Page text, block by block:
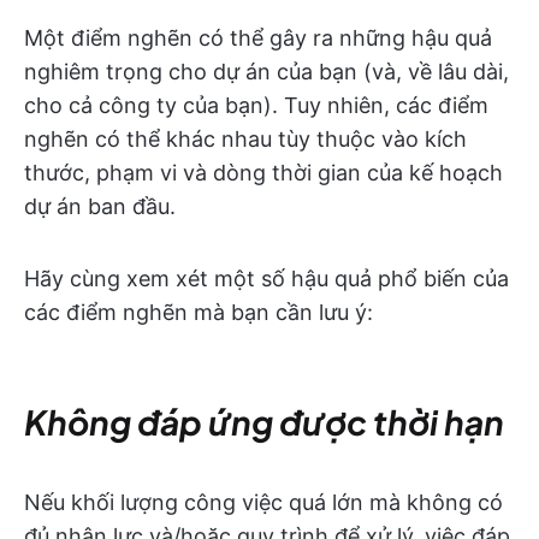
Một điểm nghẽn có thể gây ra những hậu quả
nghiêm trọng cho dự án của bạn (và, về lâu dài,
cho cả công ty của bạn). Tuy nhiên, các điểm
nghẽn có thể khác nhau tùy thuộc vào kích
thước, phạm vi và dòng thời gian của kế hoạch
dự án ban đầu.
Hãy cùng xem xét một số hậu quả phổ biến của
các điểm nghẽn mà bạn cần lưu ý:
Không đáp ứng được thời hạn
Nếu khối lượng công việc quá lớn mà không có